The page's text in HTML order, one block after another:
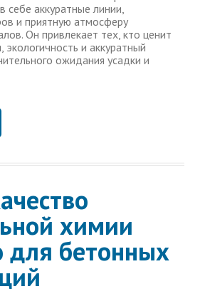
себе аккуратные линии,
и приятную атмосферу
Он привлекает тех, кто ценит
экологичность и аккуратный
ожидания усадки и
химии
для бетонных